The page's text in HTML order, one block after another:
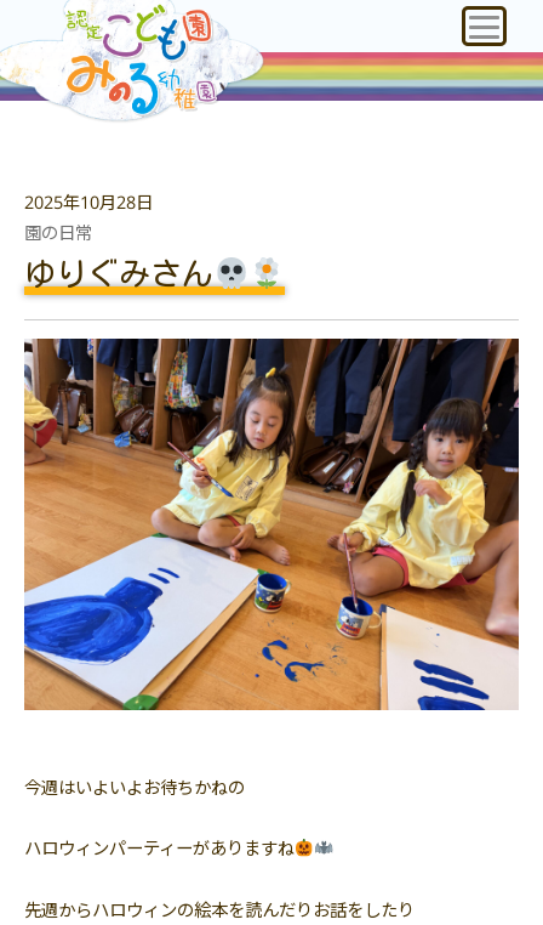
2025年10月28日
園の日常
ゆりぐみさん
今週はいよいよお待ちかねの
ハロウィンパーティーがありますね
先週からハロウィンの絵本を読んだりお話をしたり